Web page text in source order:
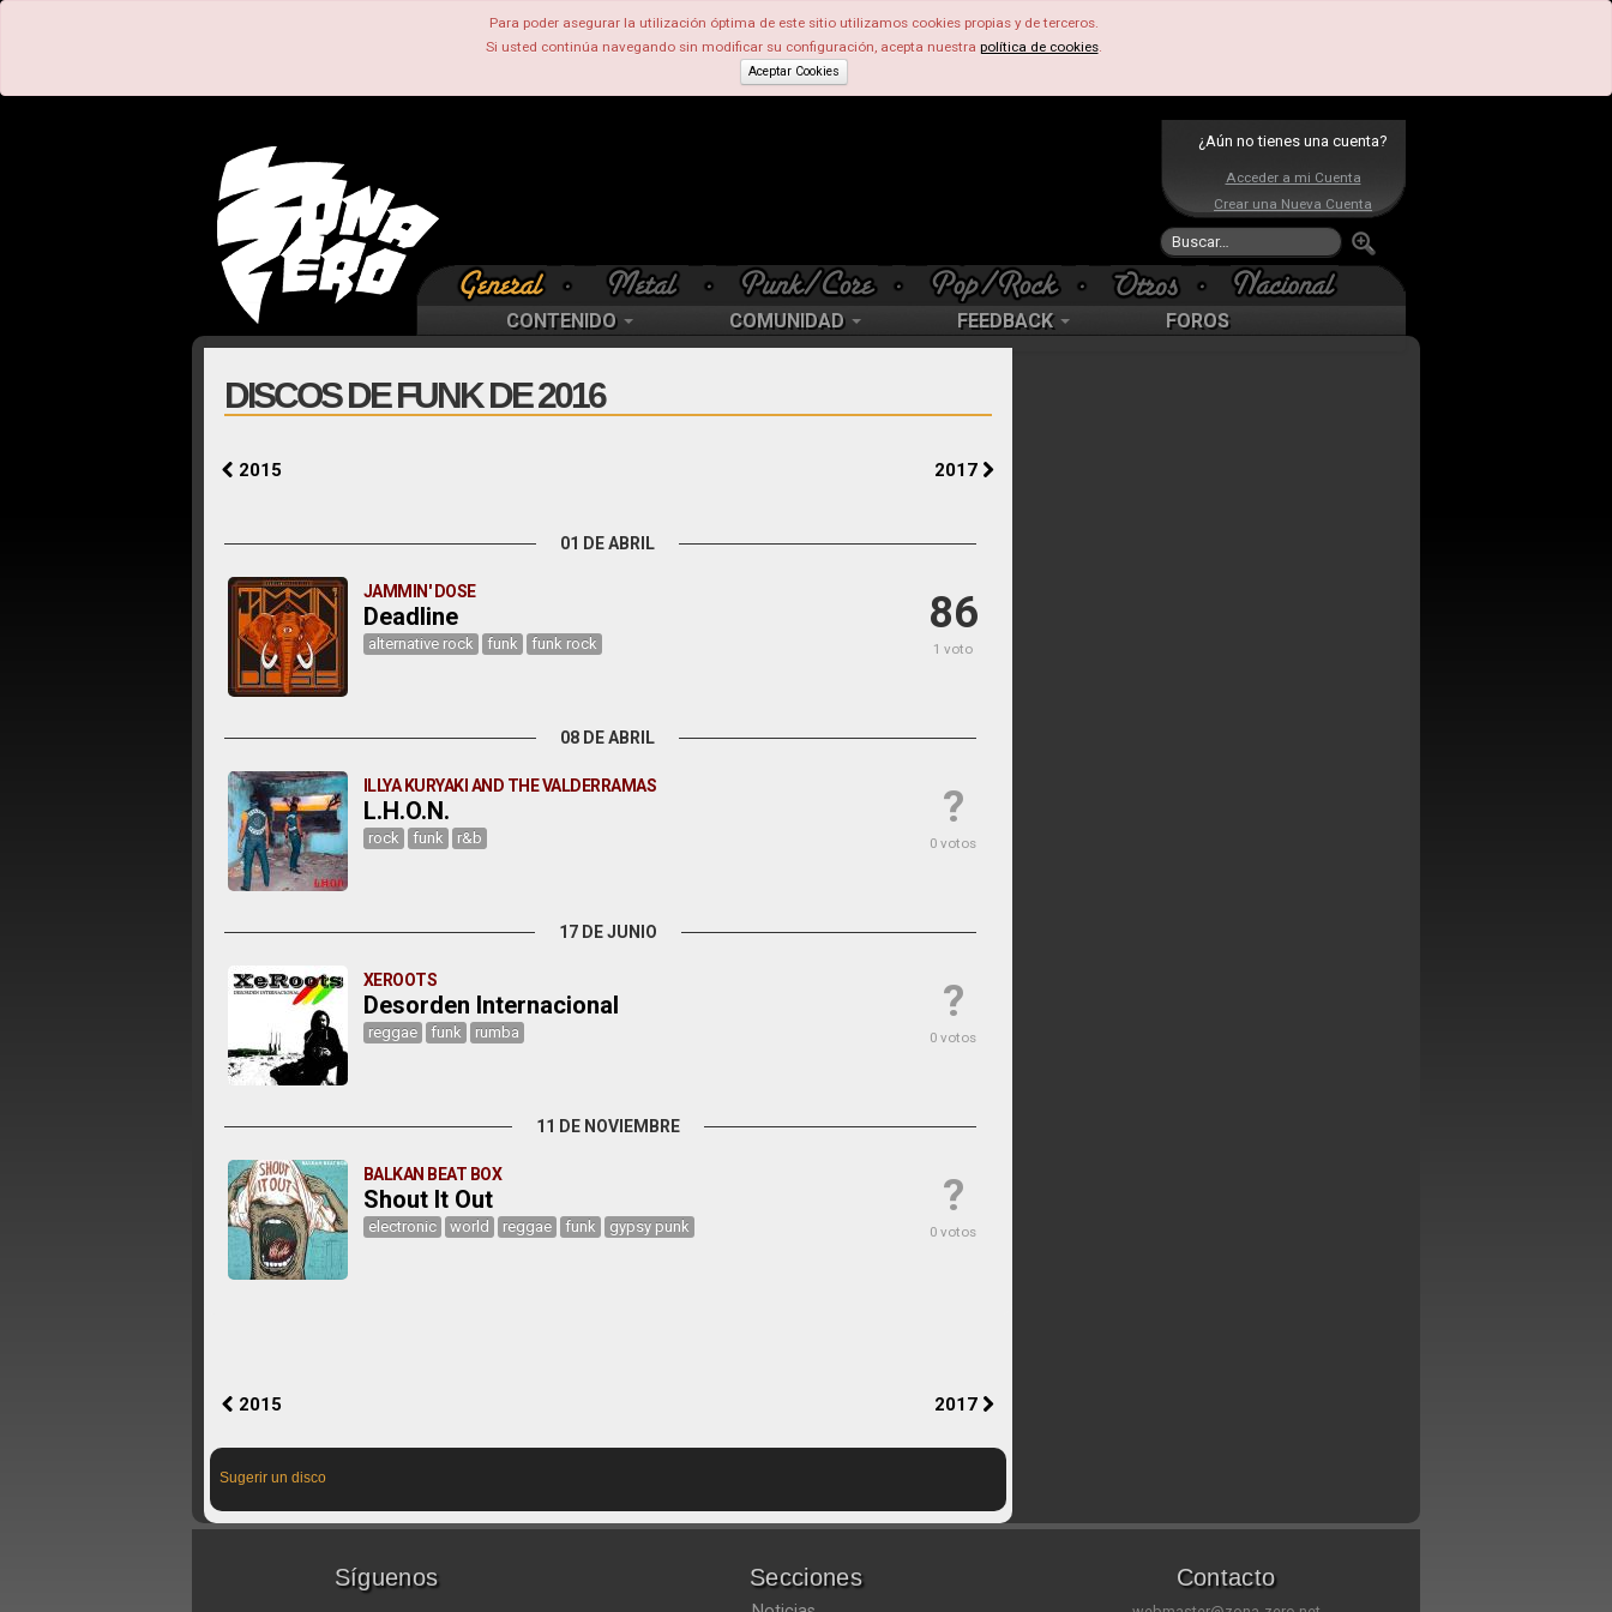
Para poder asegurar la utilización óptima de este sitio utilizamos cookies propias y de terceros.
Si usted continúa navegando sin modificar su configuración, acepta nuestra política de cookies.
Aceptar Cookies
¿Aún no tienes una cuenta?
Acceder a mi Cuenta
Crear una Nueva Cuenta
CONTENIDO COMUNIDAD FEEDBACK FOROS
DISCOS DE FUNK DE 2016
2015 2017
01 DE ABRIL
86
1 voto
JAMMIN' DOSE
Deadline
alternative rock funk funk rock
08 DE ABRIL
?
0 votos
ILLYA KURYAKI AND THE VALDERRAMAS
L.H.O.N.
rock funk r&b
17 DE JUNIO
?
0 votos
XEROOTS
Desorden Internacional
reggae funk rumba
11 DE NOVIEMBRE
?
0 votos
BALKAN BEAT BOX
Shout It Out
electronic world reggae funk gypsy punk
2015 2017
Sugerir un disco
Síguenos Secciones Contacto